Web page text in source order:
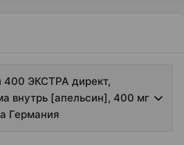
400 ЭКСТРА директ,
внутрь [апельсин], 400 мг
Германия